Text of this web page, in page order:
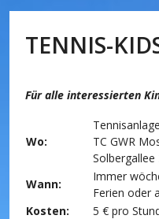
TENNIS-
Für alle interessierten
Wo:
TC GWR
Wann:
Immer
Ferien oder
Kosten:
5 € pro